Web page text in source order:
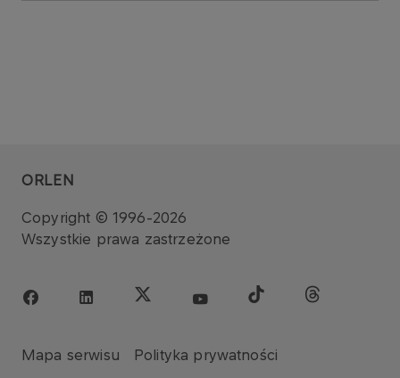
ORLEN
Copyright © 1996-2026
Wszystkie prawa zastrzeżone
Mapa serwisu Polityka prywatności